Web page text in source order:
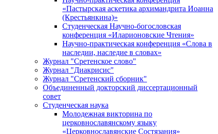
«Пастырская аскетика архимандрита Иоанна
(Крестьянкина)»
Студенческая Научно-богословская
конференция «Иларионовские Чтения»
Научно-практическая конференция «Cлова в
наследии, наследие в словах»
Журнал "Сретенское слово"
Журнал "Диакрисис"
Журнал "Сретенский сборник"
Объединенный докторский диссертационный
совет
Студенческая наука
Молодежная викторина по
церковнославянскому языку
«Церковнославянские Состязания»